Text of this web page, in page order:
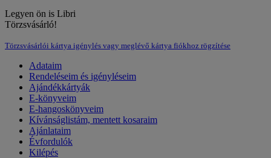
Legyen ön is Libri
Törzsvásárló!
Törzsvásárlói kártya igénylés vagy meglévő kártya fiókhoz rögzítése
Adataim
Rendeléseim és igényléseim
Ajándékkártyák
E-könyveim
E-hangoskönyveim
Kívánságlistám, mentett kosaraim
Ajánlataim
Évfordulók
Kilépés